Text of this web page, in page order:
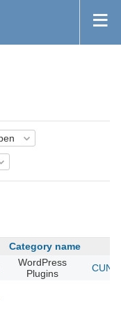
Category name
WordPress
Plugins